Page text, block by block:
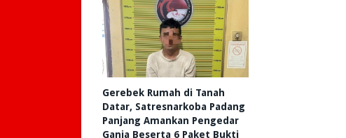
Gerebek Rumah di Tanah
Datar, Satresnarkoba Padang
Panjang Amankan Pengedar
Ganja Beserta 6 Paket Bukti